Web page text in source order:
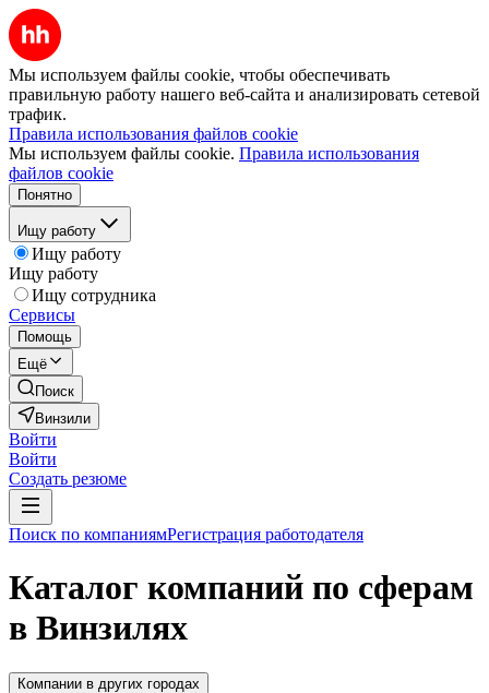
Мы используем файлы cookie, чтобы обеспечивать
правильную работу нашего веб-сайта и анализировать сетевой
трафик.
Правила использования файлов cookie
Мы используем файлы cookie. Правила использования
файлов cookie
Понятно
Ищу работу
Ищу работу
Ищу работу
Ищу сотрудника
Сервисы
Помощь
Ещё
Поиск
Винзили
Войти
Войти
Создать резюме
Поиск по компаниямРегистрация работодателя
Каталог компаний по сферам
в Винзилях
Компании в других городах